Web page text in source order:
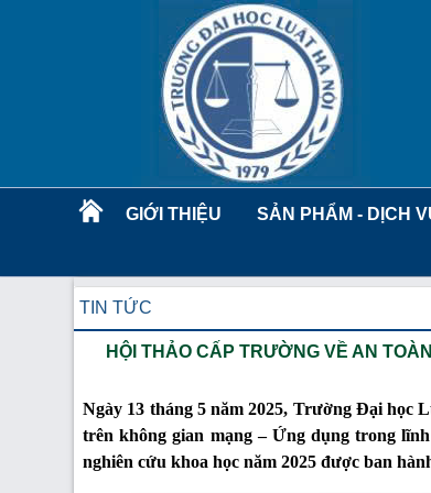
GIỚI THIỆU SẢN PHẨM - DỊCH
TIN TỨC
HỘI THẢO CẤP TRƯỜNG VỀ AN
Ngày 13 tháng 5 năm 2025, Trường Đại học
trên không gian mạng – Ứng dụng trong
nghiên cứu khoa học năm 2025 được ban